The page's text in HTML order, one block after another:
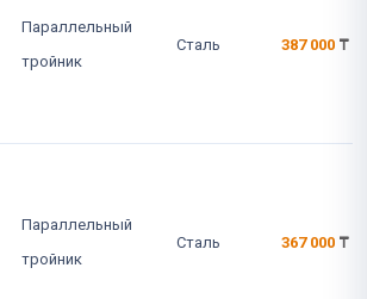
Параллельный
тройник
Сталь 387 000 ₸
Параллельный
тройник
Сталь 367 000 ₸